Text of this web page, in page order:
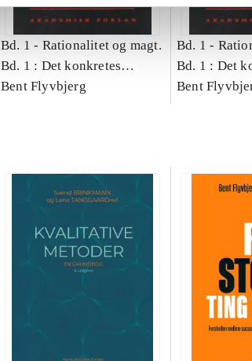
Bd. 1 - Rationalitet og magt.
Bd. 1 : Det konkretes
videnskab
Bent Flyvbjerg
Bd. 1 -
Bd. 1 : Det
videnskab
Bent